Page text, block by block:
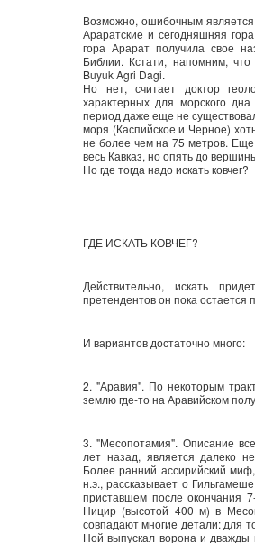
Возможно, ошибочным
Араратские и сегодняшняя
гора Арарат получила свое
Библии. Кстати, напомним,
Buyuk Agri Dagi.
Но нет, считает доктор
характерных для морского
период даже еще не
моря (Каспийское и Черное)
не более чем на 75 метров.
весь Кавказ, но опять до
Но где тогда надо искать ковчег?
ГДЕ ИСКАТЬ КОВЧЕГ?
Действительно, искать
претендентов он пока остается
И вариантов достаточно много:
2. "Аравия". По некоторым
землю где-то на Аравийском
3. "Месопотамия". Описание
лет назад, является далеко
Более ранний ассирийский
н.э., рассказывает о
приставшем после окончания
Ницир (высотой 400 м) в
совпадают многие детали: для
Ной выпускал ворона и дважды